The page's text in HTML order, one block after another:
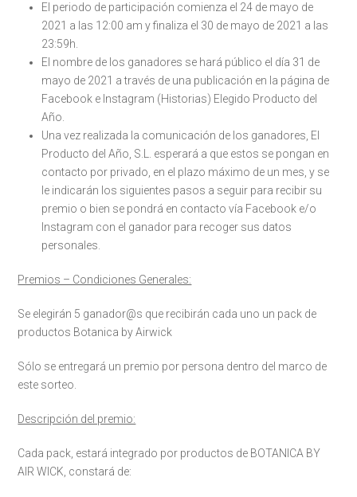
El periodo de participación comienza el 24 de mayo de
2021 a las 12:00 am y finaliza el 30 de mayo de 2021 a las
23:59h.
El nombre de los ganadores se hará público el día 31 de
mayo de 2021 a través de una publicación en la página de
Facebook e Instagram (Historias) Elegido Producto del
Año.
Una vez realizada la comunicación de los ganadores, El
Producto del Año, S.L. esperará a que estos se pongan en
contacto por privado, en el plazo máximo de un mes, y se
le indicarán los siguientes pasos a seguir para recibir su
premio o bien se pondrá en contacto vía Facebook e/o
Instagram con el ganador para recoger sus datos
personales.
Premios – Condiciones Generales:
Se elegirán 5 ganador@s que recibirán cada uno un pack de
productos Botanica by Airwick
Sólo se entregará un premio por persona dentro del marco de
este sorteo.
Descripción del premio:
Cada pack, estará integrado por productos de BOTANICA BY
AIR WICK, constará de: